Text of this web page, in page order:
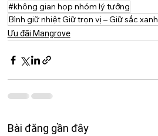
#không gian họp nhóm lý tưởng
Bình giữ nhiệt Giữ trọn vị – Giữ sắc xanh
Ưu đãi Mangrove
Bài đăng gần đây